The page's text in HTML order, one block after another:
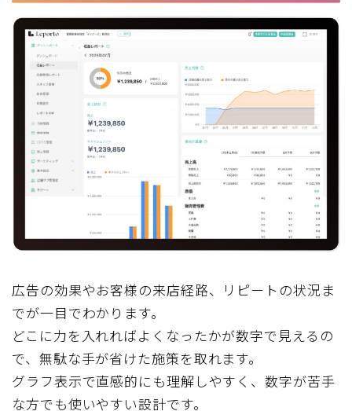
広告の効果やお客様の来店経路、リピートの状況ま
でが一目でわかります。
どこに力を入れればよくなったかが数字で見えるの
で、無駄な手が省けた施策を取れます。
グラフ表示で直感的にも理解しやすく、数字が苦手
な方でも使いやすい設計です。